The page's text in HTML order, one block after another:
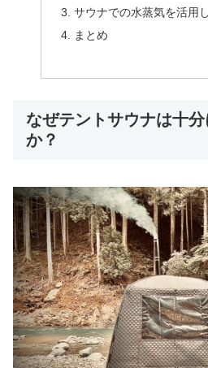
サウナでの水蒸気を活用
まとめ
なぜテントサウナは十
か？